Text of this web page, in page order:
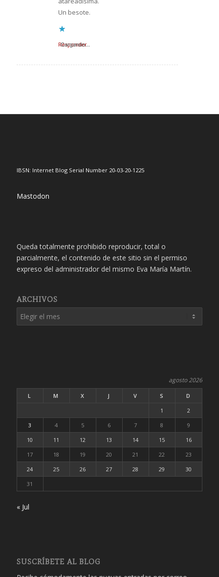
Un besote.
Cargando...
Responder
IBSN: Internet Blog Serial Number 20-03-20-1225
Mastodon
Queda totalmente prohibido reproducir, total o
parcialmente, el contenido de este sitio sin el permiso
expreso del administrador del mismo Eva María Martín.
ARCHIVOS
agosto 2026
L M X J V S
D
1
2
3
4 5 6 7 8
9
10
11 12 13 14 15
16
17
18 19 20 21 22
23
24
25 26 27 28 29
30
31
« Jul
SUSCRÍBETE AL BLOG